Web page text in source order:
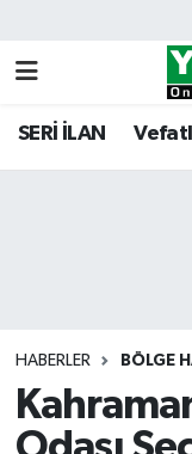
SERİ İLAN
HABERLER BÖLGE
Tüm